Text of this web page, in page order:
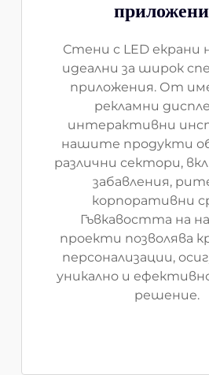
Стени с LED екрани
идеални за широк
приложения. От
рекламни
интерактивни
нашите продукти
различни сектори,
забавления,
корпоративни
Гъвкавостта на
проекти позволява
персонализации,
уникално и
решение.